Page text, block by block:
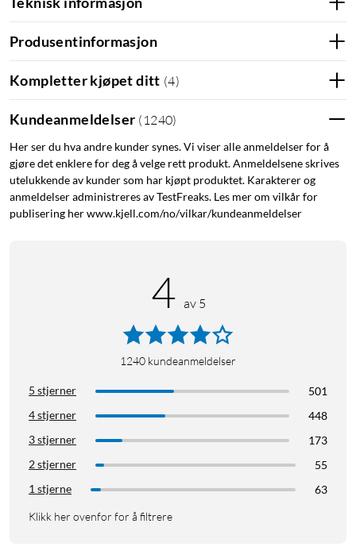
Produsentinformasjon
Kompletter kjøpet ditt (4)
Kundeanmeldelser ( 1240)
Her ser du hva andre kunder synes. Vi viser alle anmeldelser for å
gjøre det enklere for deg å velge rett produkt. Anmeldelsene skrives
utelukkende av kunder som har kjøpt produktet. Karakterer og
anmeldelser administreres av TestFreaks. Les mer om vilkår for
publisering her www.kjell.com/no/vilkar/kundeanmeldelser
4 av 5
1240 kundeanmeldelser
5 stjerner
501
4 stjerner
448
3 stjerner
173
2 stjerner
55
1 stjerne
63
Klikk her ovenfor for å filtrere